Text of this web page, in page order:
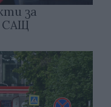
за
САЩ